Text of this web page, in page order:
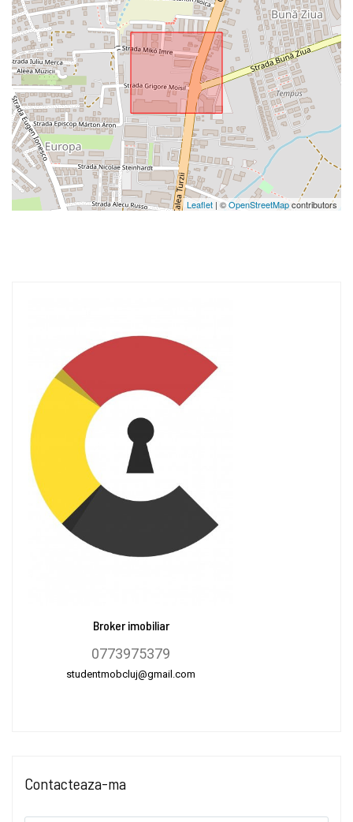
Leaflet | ©OpenStreetMapcontributors
Broker imobiliar
0773975379
studentmobcluj@gmail.com
Contacteaza-ma